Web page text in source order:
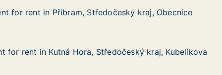
kraj, Obecnice
Příbram, Středočeský kraj, Obecnice
for rent in Příbram, Středočeský kraj, Obecnice
for rent in Příbram, Středočeský kraj, Obecnice
kraj, Kubelíkova
Kutná Hora, Středočeský kraj, Kubelíkova
for rent in Kutná Hora, Středočeský kraj, Kubelíkova
for rent in Kutná Hora, Středočeský kraj, Kubelíkova